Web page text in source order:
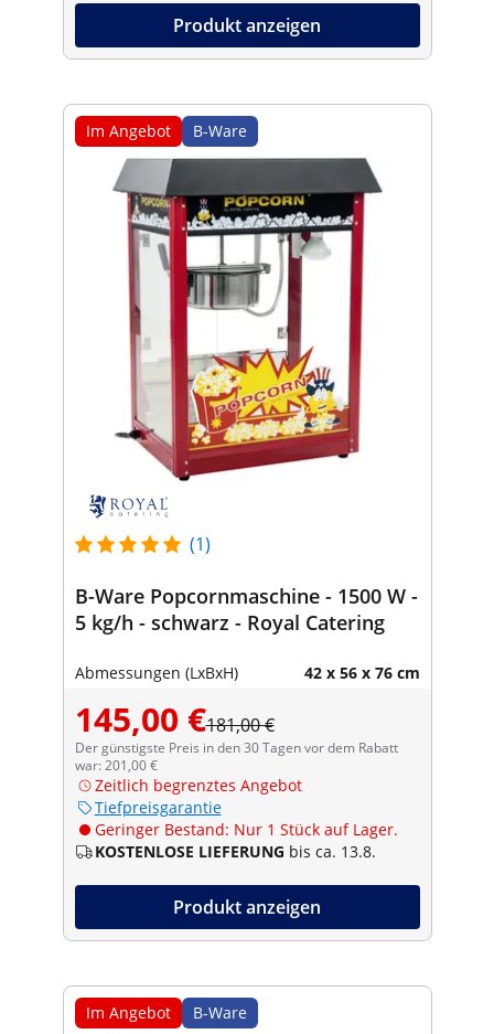
Produkt anzeigen
Im Angebot B-Ware
(1)
B-Ware Popcornmaschine - 1500 W -
5 kg/h - schwarz - Royal Catering
Abmessungen (LxBxH) 42 x 56 x 76 cm
145,00 €181,00 €
Der günstigste Preis in den 30 Tagen vor dem Rabatt
war: 201,00 €
Zeitlich begrenztes Angebot
Tiefpreisgarantie
Geringer Bestand: Nur 1 Stück auf Lager.
KOSTENLOSE LIEFERUNG bis ca. 13.8.
Produkt anzeigen
Im Angebot B-Ware